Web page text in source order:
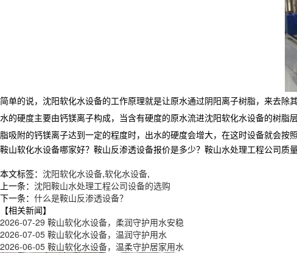
简单的说，沈阳软化水设备的工作原理就是让原水通过阴阳离子树脂，来去除
水的硬度主要由钙镁离子构成，当含有硬度的原水流进沈阳软化水设备的树
脂吸附的钙镁离子达到一定的程度时，出水的硬度会增大，在这时设备就会按
鞍山软化水设备哪家好？鞍山反渗透设备报价是多少？鞍山水处理工程公司
本文标签： 沈阳软化水设备,软化水设备,
上一条： 沈阳鞍山水处理工程公司设备的选购
下一条： 什么是鞍山反渗透设备？
【相关新闻】
2026-07-29 鞍山软化水设备，柔润守护用水安稳
2026-07-05 鞍山软化水设备，温润守护用水
2026-06-05 鞍山软化水设备，温柔守护居家用水